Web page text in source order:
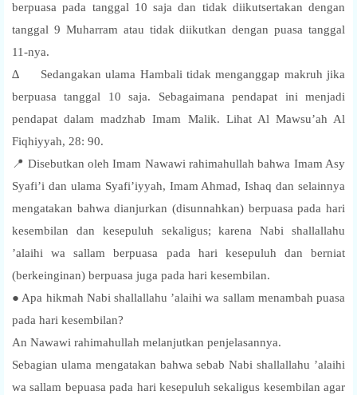
berpuasa pada tanggal 10 saja dan tidak diikutsertakan dengan
tanggal 9 Muharram atau tidak diikutkan dengan puasa tanggal
11-nya.
∆ Sedangakan ulama Hambali tidak menganggap makruh jika
berpuasa tanggal 10 saja. Sebagaimana pendapat ini menjadi
pendapat dalam madzhab Imam Malik. Lihat Al Mawsu’ah Al
Fiqhiyyah, 28: 90.
📍 Disebutkan oleh Imam Nawawi rahimahullah bahwa Imam Asy
Syafi’i dan ulama Syafi’iyyah, Imam Ahmad, Ishaq dan selainnya
mengatakan bahwa dianjurkan (disunnahkan) berpuasa pada hari
kesembilan dan kesepuluh sekaligus; karena Nabi shallallahu
’alaihi wa sallam berpuasa pada hari kesepuluh dan berniat
(berkeinginan) berpuasa juga pada hari kesembilan.
● Apa hikmah Nabi shallallahu ’alaihi wa sallam menambah puasa
pada hari kesembilan?
An Nawawi rahimahullah melanjutkan penjelasannya.
Sebagian ulama mengatakan bahwa sebab Nabi shallallahu ’alaihi
wa sallam bepuasa pada hari kesepuluh sekaligus kesembilan agar